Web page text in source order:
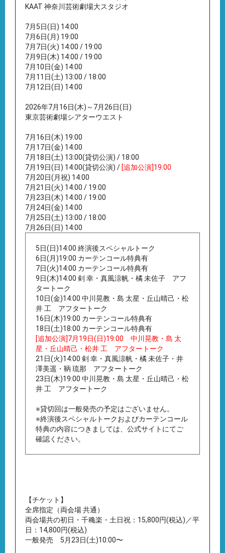
KAAT 神奈川芸術劇場大スタジオ
7月5日(日) 14:00
7月6日(月) 19:00
7月7日(火) 14:00 / 19:00
7月9日(木) 14:00 / 19:00
7月10日(金) 14:00
7月11日(土) 13:00 / 18:00
7月12日(日) 14:00
2026年7月16日(木)～7月26日(日)
東京芸術劇場シアターウエスト
7月16日(木) 19:00
7月17日(金) 14:00
7月18日(土) 13:00(貸切公演) / 18:00
7月19日(日) 14:00(貸切公演) / [追加公演]19:00
7月20日(月祝) 14:00
7月21日(火) 14:00 / 19:00
7月23日(木) 14:00 / 19:00
7月24日(金) 14:00
7月25日(土) 13:00 / 18:00
7月26日(日) 14:00
5日(日)14:00 終演後スペシャルトーク
6日(月)19:00 カーテンコール特典有
7日(火)14:00 カーテンコール特典有
9日(木)14:00 剣 幸・真風涼帆・橘 未佐子 アフ
タートーク
10日(金)14:00 中川晃教・島 太星・丘山晴己・松
井 工 アフタートーク
16日(木)19:00 カーテンコール特典有
18日(土)18:00 カーテンコール特典有
[追加公演]7月19日(日)19:00 中川晃教・島 太
星・丘山晴己・松井 工 アフタートーク
21日(火)14:00 剣 幸・真風涼帆・橘 未佐子・井
澤美遥・鞆 琉那 アフタートーク
23日(木)19:00 中川晃教・島 太星・丘山晴己・松
井 工 アフタートーク
※貸切回は一般発売の予定はございません。
※終演後スペシャルトークおよびカーテンコール
特典の内容につきましては、公式サイトにてご
確認ください。
【チケット】
全席指定（両会場 共通）
両会場共の初日・千穐楽・土日祝：15,800円(税込)／平
日：14,800円(税込)
一般発売 5月23日(土)10:00〜